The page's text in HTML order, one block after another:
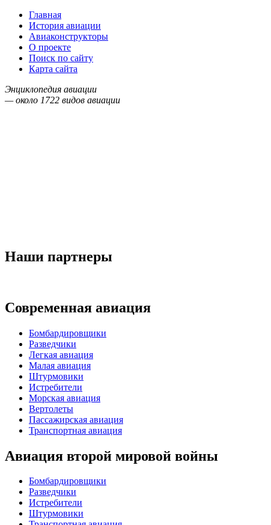
Главная
История авиации
Авиаконструкторы
О проекте
Поиск по сайту
Карта сайта
Энциклопедия авиации
— около 1722 видов авиации
Наши партнеры
Современная авиация
Бомбардировщики
Разведчики
Легкая авиация
Малая авиация
Штурмовики
Истребители
Морская авиация
Вертолеты
Пассажирская авиация
Транспортная авиация
Авиация второй мировой войны
Бомбардировщики
Разведчики
Истребители
Штурмовики